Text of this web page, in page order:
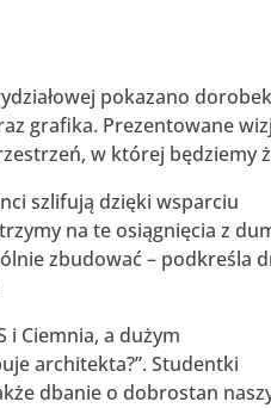
pokazano dorobek
grafika. Prezentowane
w której będziemy
szlifują dzięki wsparciu
na te osiągnięcia z
zbudować – podkreśla
i Ciemnia, a dużym
architekta?”. Studentki
dbanie o dobrostan